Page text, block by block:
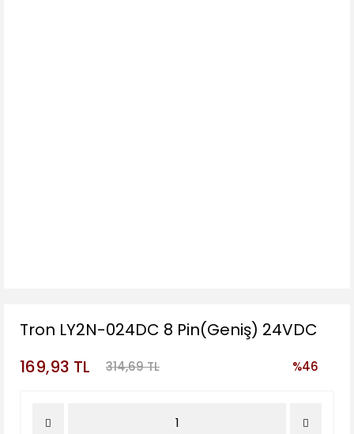
Tron LY2N-024DC 8 Pin(Geniş) 24VDC
169,93 TL
314,69 TL %46